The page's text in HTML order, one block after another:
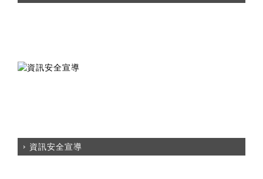
資訊安全宣導